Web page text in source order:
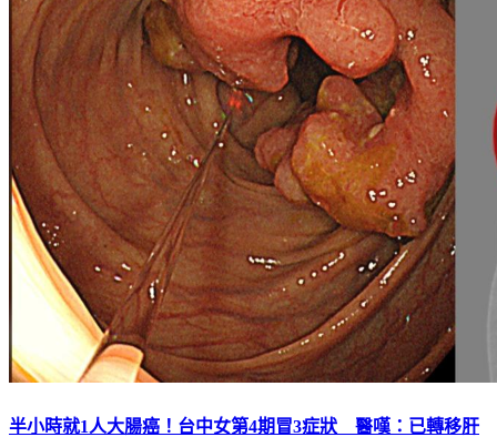
半小時就1人大腸癌！台中女第4期冒3症狀 醫嘆：已轉移肝